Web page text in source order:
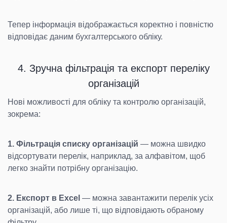
Тепер інформація відображається коректно і повністю
відповідає даним бухгалтерського обліку.
4. Зручна фільтрація та експорт переліку
організацій
Нові можливості для обліку та контролю організацій,
зокрема:
1. Фільтрація списку організацій — можна швидко
відсортувати перелік, наприклад, за алфавітом, щоб
легко знайти потрібну організацію.
2. Експорт в Excel — можна завантажити перелік усіх
організацій, або лише ті, що відповідають обраному